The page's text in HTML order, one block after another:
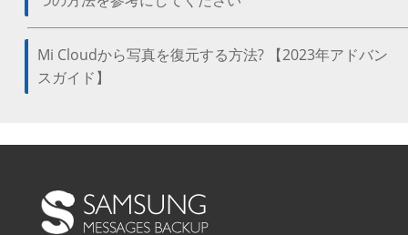
Mi Cloudから写真を復元する方法? 【2023年アドバン
スガイド】